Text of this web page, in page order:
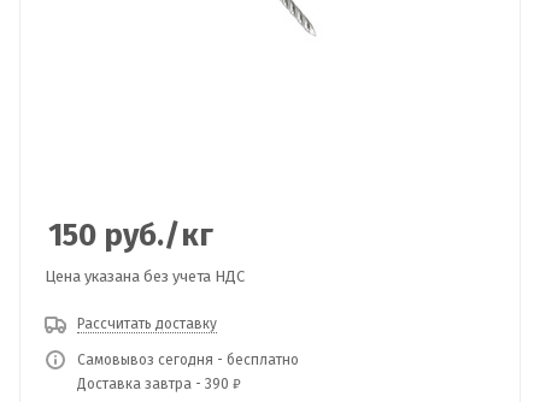
150 руб./кг
Цена указана без учета НДС
Рассчитать доставку
Самовывоз сегодня - бесплатно
Доставка завтра - 390 ₽